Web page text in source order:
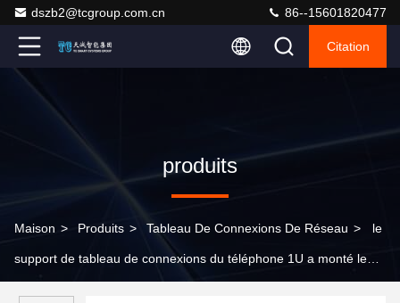
dszb2@tcgroup.com.cn 86--15601820477
Citation
produits
Maison > Produits > Tableau De Connexions De Réseau > le
support de tableau de connexions du téléphone 1U a monté le